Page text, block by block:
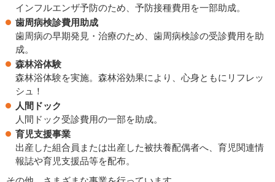
インフルエンザ予防のため、予防接種費用を一部助成。
歯周病検診費用助成
歯周病の早期発見・治療のため、歯周病検診の受診費用を助
成。
森林浴体験
森林浴体験を実施。森林浴効果により、心身ともにリフレッ
シュ！
人間ドック
人間ドック受診費用の一部を助成。
育児支援事業
出産した組合員または出産した被扶養配偶者へ、育児関連情
報誌や育児支援品等を配布。